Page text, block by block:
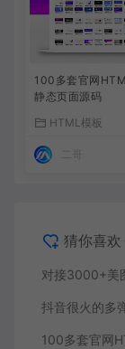
100多套官网
静态页面源码
HTML模板
猜你喜欢
对接3000+美
抖音很火的多